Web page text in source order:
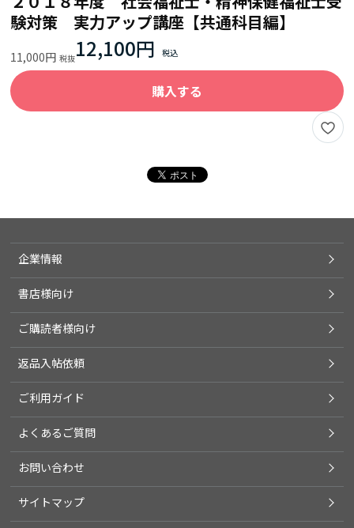
験対策 実力アップ講座【共通科目編】
11,000円 12,100円
購入する
企業情報
書店様向け
ご購読者様向け
返品入帖依頼
ご利用ガイド
よくあるご質問
お問い合わせ
サイトマップ